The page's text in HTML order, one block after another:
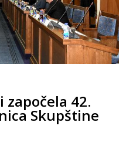
započela 42.
Skupštine